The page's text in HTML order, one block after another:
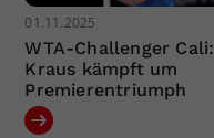
01.11.2025
WTA-Challenger Cali:
Kraus kämpft um
Premierentriumph